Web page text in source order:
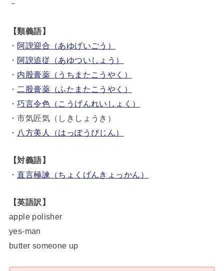
－
【類義語】
・ 阿諛迎合（あゆげいごう）
・ 阿諛追従（あゆついしょう）
・ 内股膏薬（うちまたこうやく）
・ 二股膏薬（ふたまたこうやく）
・巧言令色（こうげんれいしょく）
・市気匠気（しきしょうき）
・ 八方美人（はっぽうびじん）
【対義語】
・直言極諫（ちょくげんきょっかん）
【英語訳】
apple polisher
yes-man
butter someone up